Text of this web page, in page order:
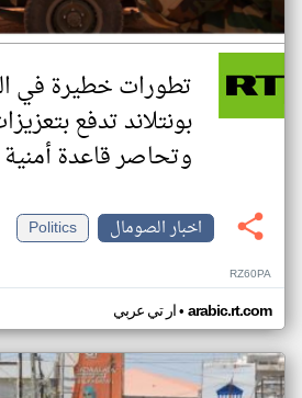
تطورات خطيرة في
بونتلاند تدفع
وتحاصر قاعدة أمنية
اخبار الصومال
Politics
RZ60PA
ار تي عربي• arabic.rt.com